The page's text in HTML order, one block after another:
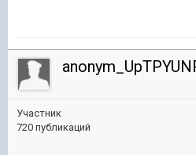
Участник
720 публикаций